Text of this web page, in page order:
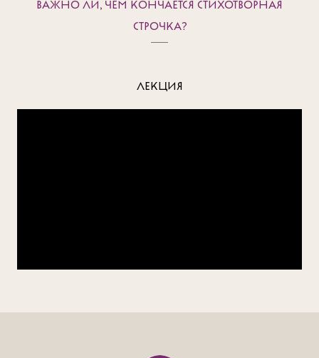
ВАЖНО ЛИ, ЧЕМ КОНЧАЕТСЯ СТИХОТВОРНАЯ
СТРОЧКА?
ЛЕКЦИЯ